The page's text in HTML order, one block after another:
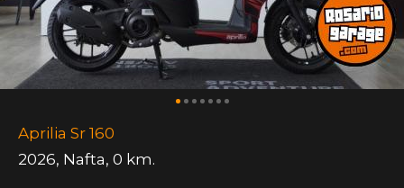
Aprilia Sr 160
2026, Nafta, 0 km.